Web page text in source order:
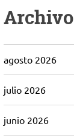
Archivo
agosto 2026
julio 2026
junio 2026